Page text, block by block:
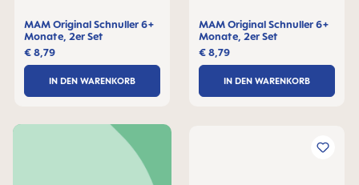
MAM Original Schnuller 6+
Monate, 2er Set
€ 8,79
IN DEN WARENKORB
MAM Original Schnuller 6+
Monate, 2er Set
€ 8,79
IN DEN WARENKORB